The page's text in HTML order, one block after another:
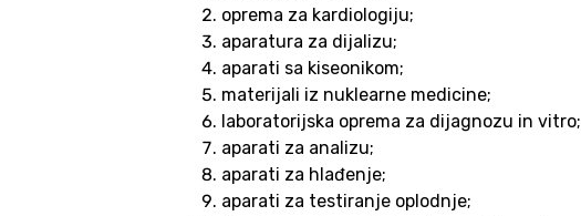
oprema za kardiologiju;
aparatura za dijalizu;
aparati sa kiseonikom;
materijali iz nuklearne medicine;
laboratorijska oprema za dijagnozu in vitro;
aparati za analizu;
aparati za hlađenje;
aparati za testiranje oplodnje;